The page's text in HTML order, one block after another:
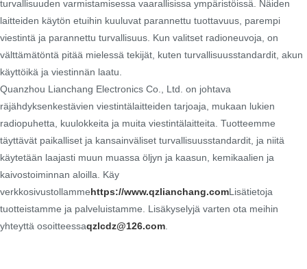
turvallisuuden varmistamisessa vaarallisissa ympäristöissä. Näiden
laitteiden käytön etuihin kuuluvat parannettu tuottavuus, parempi
viestintä ja parannettu turvallisuus. Kun valitset radioneuvoja, on
välttämätöntä pitää mielessä tekijät, kuten turvallisuusstandardit, akun
käyttöikä ja viestinnän laatu.
Quanzhou Lianchang Electronics Co., Ltd. on johtava
räjähdyksenkestävien viestintälaitteiden tarjoaja, mukaan lukien
radiopuhetta, kuulokkeita ja muita viestintälaitteita. Tuotteemme
täyttävät paikalliset ja kansainväliset turvallisuusstandardit, ja niitä
käytetään laajasti muun muassa öljyn ja kaasun, kemikaalien ja
kaivostoiminnan aloilla. Käy
verkkosivustollammehttps://www.qzlianchang.comLisätietoja
tuotteistamme ja palveluistamme. Lisäkyselyjä varten ota meihin
yhteyttä osoitteessaqzlcdz@126.com